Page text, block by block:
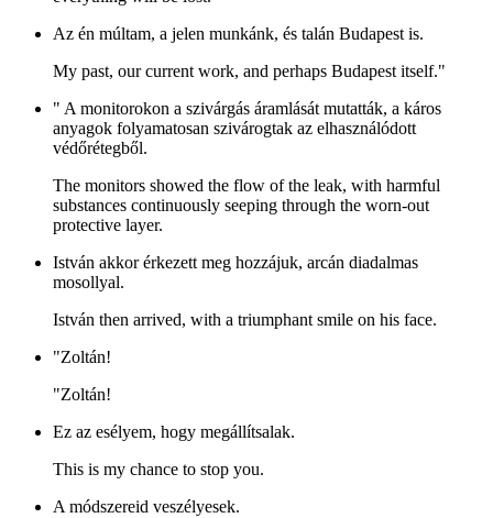
Az én múltam, a jelen munkánk, és talán Budapest is.
My past, our current work, and perhaps Budapest itself."
" A monitorokon a szivárgás áramlását mutatták, a káros
anyagok folyamatosan szivárogtak az elhasználódott
védőrétegből.
The monitors showed the flow of the leak, with harmful
substances continuously seeping through the worn-out
protective layer.
István akkor érkezett meg hozzájuk, arcán diadalmas
mosollyal.
István then arrived, with a triumphant smile on his face.
"Zoltán!
"Zoltán!
Ez az esélyem, hogy megállítsalak.
This is my chance to stop you.
A módszereid veszélyesek.